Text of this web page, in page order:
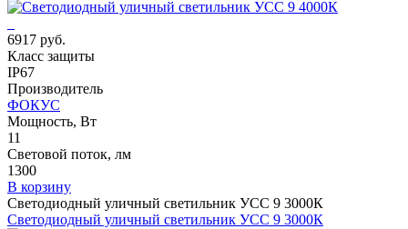
6917 руб.
Класс защиты
IP67
Производитель
ФОКУС
Мощность, Вт
11
Световой поток, лм
1300
В корзину
Светодиодный уличный светильник УСС 9 3000К
Светодиодный уличный светильник УСС 9 3000К